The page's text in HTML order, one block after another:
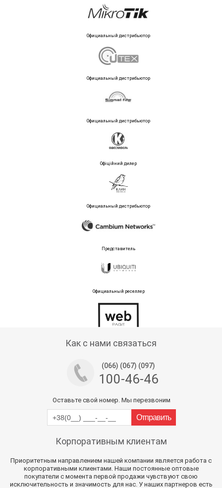
Официальный дистрибьютор
Официальный дистрибьютор
Официальный дистрибьютор
Офіційний дилер
Официальный дистрибьютор
Представитель
Официальный реселлер
Как с нами связаться
(066) (067) (097)
100-46-46
Оставьте свой номер. Мы перезвоним
Корпоративным клиентам
Приоритетным направлением нашей компании является работа с
корпоративными клиентами. Наши постоянные оптовые
покупатели с момента первой продажи чувствуют свою
исключительность и значимость для нас. У наших партнеров есть